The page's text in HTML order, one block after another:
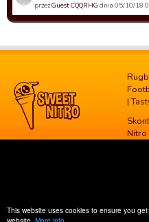
This website uses cookies to ensure you
przezGuest CQQRHG dnia 05/10/18
|